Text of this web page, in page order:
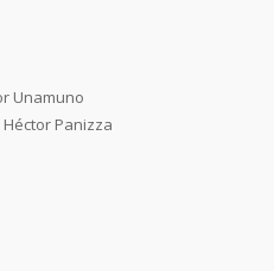
Unamuno
Panizza